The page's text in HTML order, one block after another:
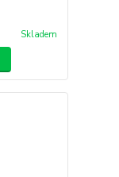
Skladem